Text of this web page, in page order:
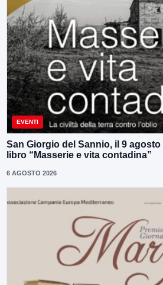
EVENTI
San Giorgio del Sannio, il 9 agosto
libro “Masserie e vita contadina”
6 AGOSTO 2026